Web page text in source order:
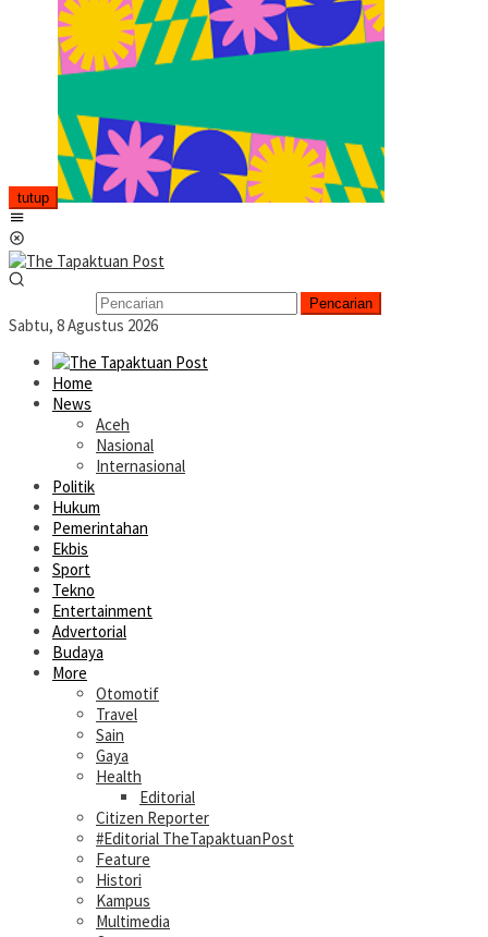
tutup
Pencarian
Sabtu, 8 Agustus 2026
Home
News
Aceh
Nasional
Internasional
Politik
Hukum
Pemerintahan
Ekbis
Sport
Tekno
Entertainment
Advertorial
Budaya
More
Otomotif
Travel
Sain
Gaya
Health
Editorial
Citizen Reporter
#Editorial TheTapaktuanPost
Feature
Histori
Kampus
Multimedia